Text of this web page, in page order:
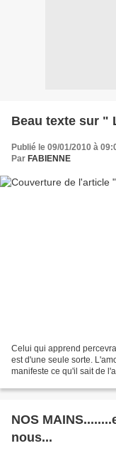
Beau texte sur "
Publié le 09/01/2010 à
Par FABIENNE
Celui qui apprend
est d'une seule sorte.
manifeste ce qu'il sait de
NOS
nous...